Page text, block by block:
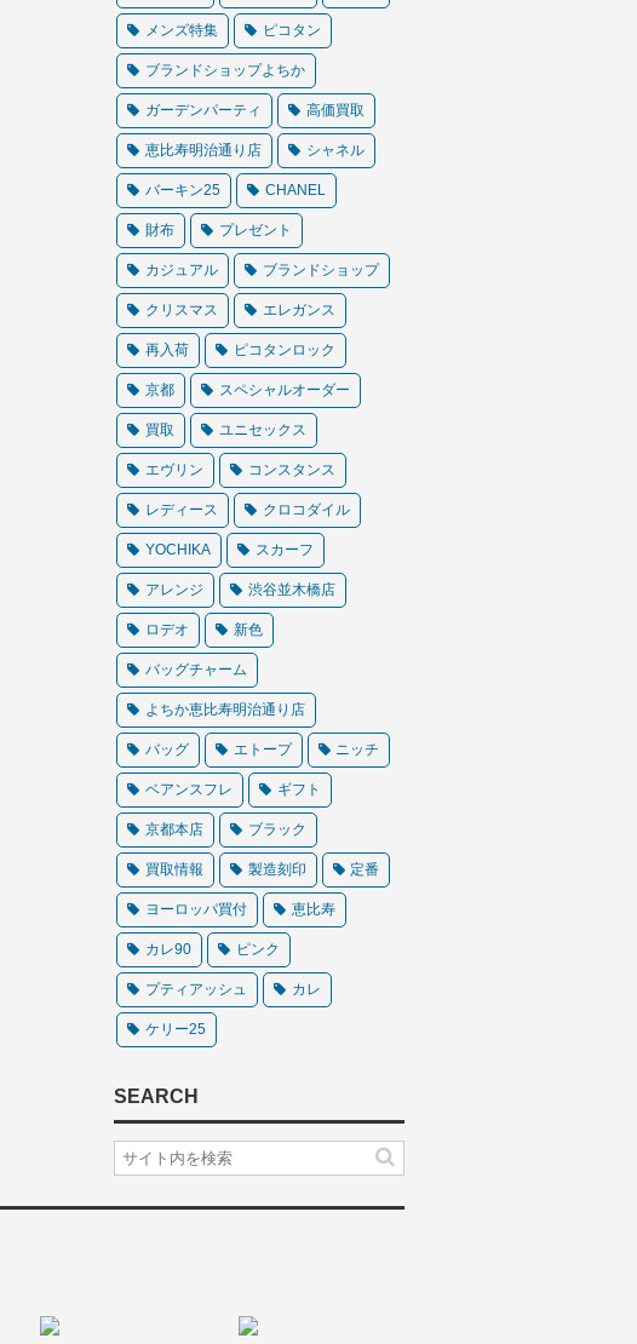
メンズ特集 ピコタン
ブランドショップよちか
ガーデンパーティ 高価買取
恵比寿明治通り店 シャネル
バーキン25 CHANEL
財布 プレゼント
カジュアル ブランドショップ
クリスマス エレガンス
再入荷 ピコタンロック
京都 スペシャルオーダー
買取 ユニセックス
エヴリン コンスタンス
レディース クロコダイル
YOCHIKA スカーフ
アレンジ 渋谷並木橋店
ロデオ 新色
バッグチャーム
よちか恵比寿明治通り店
バッグ エトープ ニッチ
ベアンスフレ ギフト
京都本店 ブラック
買取情報 製造刻印 定番
ヨーロッパ買付 恵比寿
カレ90 ピンク
プティアッシュ カレ
ケリー25
SEARCH